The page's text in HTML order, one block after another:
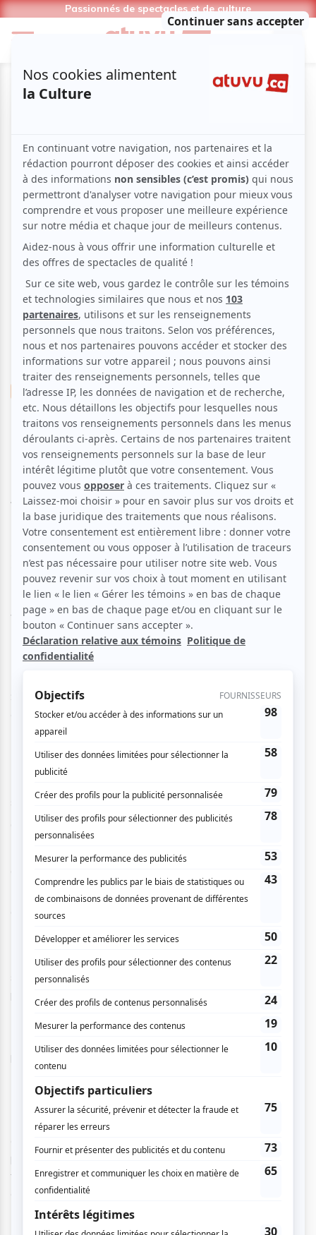
Passionnés de spectacles et de culture
Musique Rap / Hip-Hop Jazz Disco
Les Nuits Blanches de l'Anse
de Roche 2010
Aucune offre promotionnelle
disponible
Soyez les premiers avisés dès qu'il y aura une offre promo
pour Les Nuits Blanches de l'Anse de Roche 2010:
INSCRIVEZ-VOUS
Vous êtes conviés à assister au Festival Les Nuits
Blanches de l’Anse de Roche.
Soyez parmi les chanceux à venir voir et entendre dans un
cadre inoubliable les artistes de l'édition 2010 :
RADIO RADIO nouveau spectacle Belmundo Regal
scène
CANAILLES, du punk-folk urbain québécois
GRIFFINTOWN JUG ADDICTS, du folk blue grass avec
Dan Livingstone
OZTARA et son nouveau spectacle.
Également, le late nigth jam session avec jf No et invités
spéciaux, Dj Martinô ainsi que pleins de surprise en
Les Nuits Blanches de l’Anse-de-Roche prennent d’assaut
Revu et amélioré dans le cadre de sa neuvième édition, le
Festival Les Nuits Blanches de l’Anse-de-Roche prend
programmation solide et diversifiée, l’événement réunit sur
trois jours une vingtaine d’artistes québécois francophones
et anglophones issus de différents milieux.